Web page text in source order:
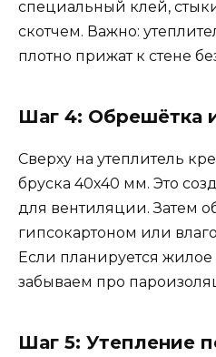
специальный клей,
скотчем. Важно:
плотно прижат к стене
Шаг 4: Обрешётка
Сверху на утеплитель
бруска 40х40 мм. Это
для вентиляции. Затем
гипсокартоном или
Если планируется
забываем про
Шаг 5: Утепление